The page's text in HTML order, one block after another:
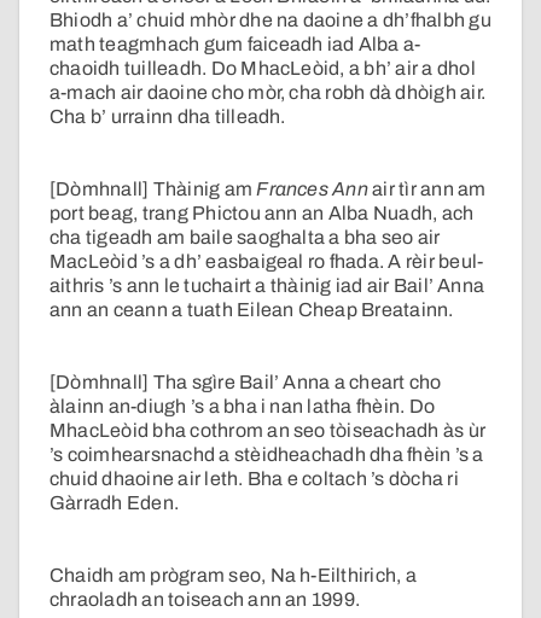
Bhiodh a’ chuid mhòr dhe na daoine a dh’fhalbh gu
math teagmhach gum faiceadh iad Alba a-
chaoidh tuilleadh. Do MhacLeòid, a bh’ air a dhol
a-mach air daoine cho mòr, cha robh dà dhòigh air.
Cha b’ urrainn dha tilleadh.
[Dòmhnall] Thàinig amFrances Annair tìr ann am
port beag, trang Phictou ann an Alba Nuadh, ach
cha tigeadh am baile saoghalta a bha seo air
MacLeòid ’s a dh’ easbaigeal ro fhada. A rèir beul-
aithris ’s ann le tuchairt a thàinig iad air Bail’ Anna
ann an ceann a tuath Eilean Cheap Breatainn.
[Dòmhnall] Tha sgìre Bail’ Anna a cheart cho
àlainn an-diugh ’s a bha i nan latha fhèin. Do
MhacLeòid bha cothrom an seo tòiseachadh às ùr
’s coimhearsnachd a stèidheachadh dha fhèin ’s a
chuid dhaoine air leth. Bha e coltach ’s dòcha ri
Gàrradh Eden.
Chaidh am prògram seo, Na h-Eilthirich, a
chraoladh an toiseach ann an 1999.